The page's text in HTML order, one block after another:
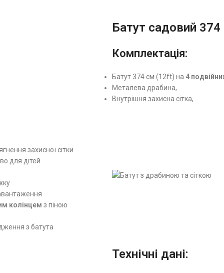
Батут садовий
Комплектація:
Батут 374 см (12ft) на 4
Металева драбина,
Внутрішня захисна сітка,
захисної сітки
для дітей
колінцем з піною
з батута
Технічні дані: